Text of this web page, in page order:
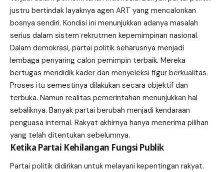
justru bertindak layaknya agen ART yang mencalonkan
bosnya sendiri. Kondisi ini menunjukkan adanya masalah
serius dalam sistem rekrutmen kepemimpinan nasional.
Dalam demokrasi, partai politik seharusnya menjadi
lembaga penyaring calon pemimpin terbaik. Mereka
bertugas mendidik kader dan menyeleksi figur berkualitas.
Proses itu semestinya dilakukan secara objektif dan
terbuka. Namun realitas pemerintahan menunjukkan hal
sebaliknya. Banyak partai berubah menjadi kendaraan
penguasa internal. Rakyat akhirnya hanya menerima pilihan
yang telah ditentukan sebelumnya.
Ketika Partai Kehilangan Fungsi Publik
Partai politik didirikan untuk melayani kepentingan rakyat.